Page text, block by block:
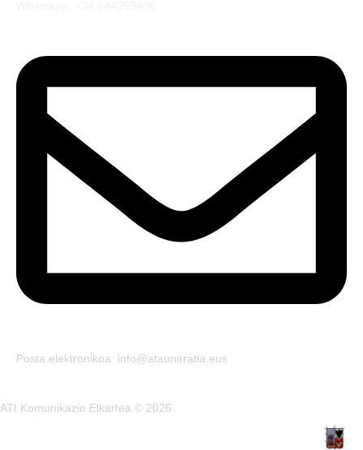
Posta elektronikoa: info@ataunirratia.eus
ATI Komunikazio Elkartea © 2026